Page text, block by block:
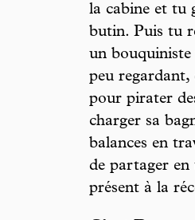
la cabine et tu
butin. Puis tu
un
peu regardant,
pour pirater
charger sa
balances en
de partager
présent à la